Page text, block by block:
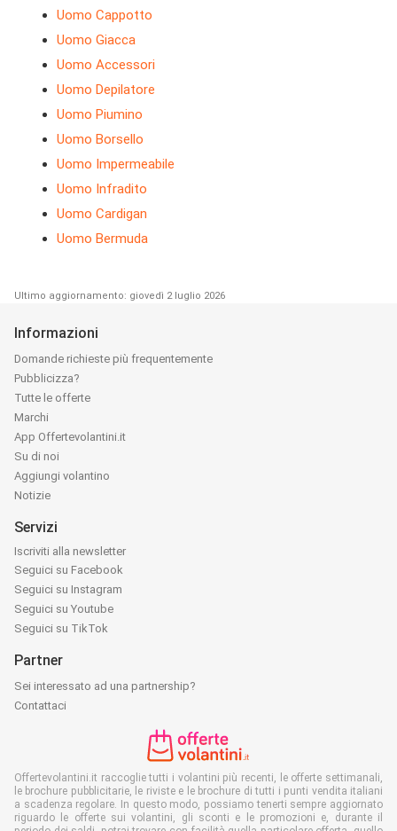
Uomo Cappotto
Uomo Giacca
Uomo Accessori
Uomo Depilatore
Uomo Piumino
Uomo Borsello
Uomo Impermeabile
Uomo Infradito
Uomo Cardigan
Uomo Bermuda
Ultimo aggiornamento: giovedì 2 luglio 2026
Informazioni
Domande richieste più frequentemente
Pubblicizza?
Tutte le offerte
Marchi
App Offertevolantini.it
Su di noi
Aggiungi volantino
Notizie
Servizi
Iscriviti alla newsletter
Seguici su Facebook
Seguici su Instagram
Seguici su Youtube
Seguici su TikTok
Partner
Sei interessato ad una partnership?
Contattaci
Offertevolantini.it raccoglie tutti i volantini più recenti, le offerte settimanali,
le brochure pubblicitarie, le riviste e le brochure di tutti i punti vendita italiani
a scadenza regolare. In questo modo, possiamo tenerti sempre aggiornato
riguardo le offerte sui volantini, gli sconti e le promozioni e, durante il